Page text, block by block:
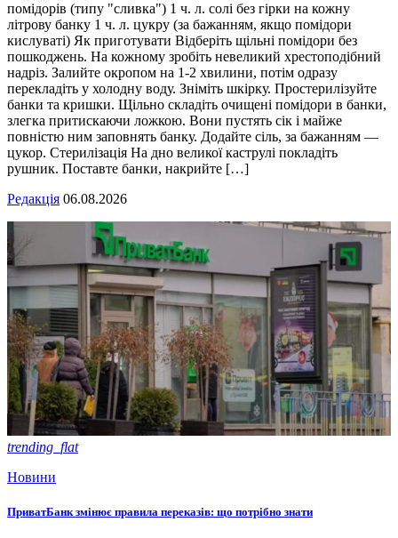
помідорів (типу "сливка") 1 ч. л. солі без гірки на кожну
літрову банку 1 ч. л. цукру (за бажанням, якщо помідори
кислуваті) Як приготувати Відберіть щільні помідори без
пошкоджень. На кожному зробіть невеликий хрестоподібний
надріз. Залийте окропом на 1-2 хвилини, потім одразу
перекладіть у холодну воду. Зніміть шкірку. Простерилізуйте
банки та кришки. Щільно складіть очищені помідори в банки,
злегка притискаючи ложкою. Вони пустять сік і майже
повністю ним заповнять банку. Додайте сіль, за бажанням —
цукор. Стерилізація На дно великої каструлі покладіть
рушник. Поставте банки, накрийте […]
Редакція 06.08.2026
trending_flat
Новини
ПриватБанк змінює правила переказів: що потрібно знати